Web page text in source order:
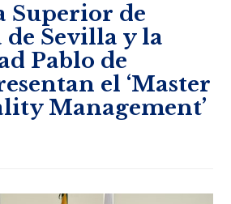
Superior de
Sevilla y la
Pablo de
el ‘Master
Management’